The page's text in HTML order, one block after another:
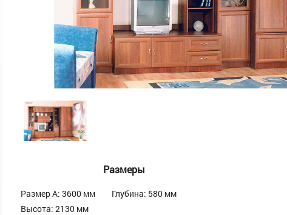
Размеры
Размер А: 3600 мм
Глубина: 580 мм
Высота: 2130 мм